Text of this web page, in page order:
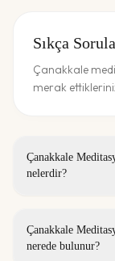
Sıkça
Çanakkale
merak
Çanakkale
nelerdir?
Çanakkale
nerede bulunur?